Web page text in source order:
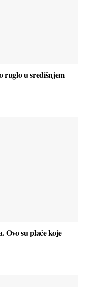
ruglo u središnjem
Ovo su plaće koje